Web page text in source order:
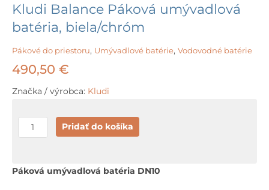
Kludi Balance Páková umývadlová
batéria, biela/chróm
Pákové do priestoru, Umývadlové batérie, Vodovodné batérie
490,50 €
Značka / výrobca: Kludi
množstvo
Kludi
Páková
Pridať do košíka
Páková umývadlová batéria DN10